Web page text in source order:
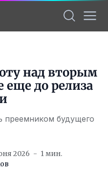
над вторым
до релиза
преемником будущего
2026
1 мин.